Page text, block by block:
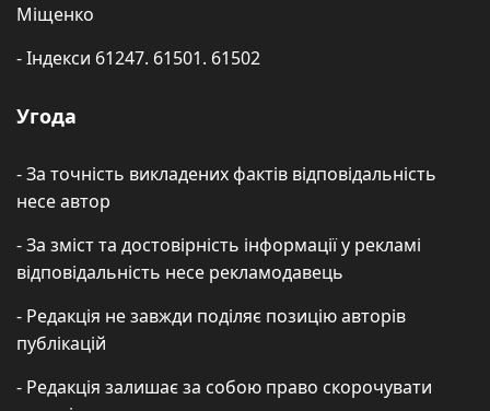
Міщенко
- Індекси 61247. 61501. 61502
Угода
- За точність викладених фактів відповідальність
несе автор
- За зміст та достовірність інформації у рекламі
відповідальність несе рекламодавець
- Редакція не завжди поділяє позицію авторів
публікацій
- Редакція залишає за собою право скорочувати